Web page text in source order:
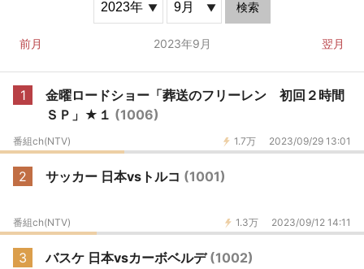
検索
前月 2023年9月 翌月
1
金曜ロードショー「葬送のフリーレン 初回２時間
ＳＰ」★１ (1006)
1.7万 2023/09/29 13:01
番組ch(NTV)
2 サッカー 日本vsトルコ (1001)
1.3万 2023/09/12 14:11
番組ch(NTV)
3 バスケ 日本vsカーボベルデ(1002)